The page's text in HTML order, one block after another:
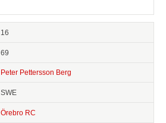
16
69
Peter Pettersson Berg
SWE
Örebro RC